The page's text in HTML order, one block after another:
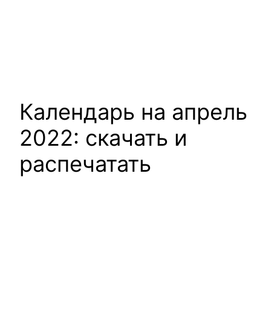
Календарь на апрель
2022: скачать и
распечатать